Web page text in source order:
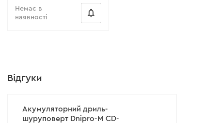
Немає в
наявності
Відгуки
Акумуляторний дриль-
шуруповерт Dnipro-M CD-